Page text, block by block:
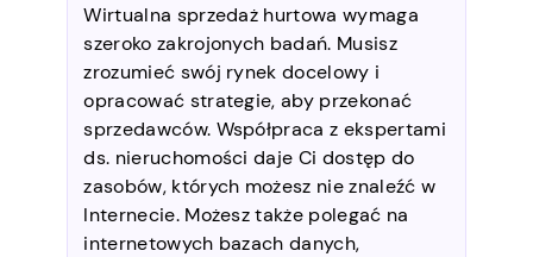
Wirtualna sprzedaż hurtowa wymaga
szeroko zakrojonych badań. Musisz
zrozumieć swój rynek docelowy i
opracować strategie, aby przekonać
sprzedawców. Współpraca z ekspertami
ds. nieruchomości daje Ci dostęp do
zasobów, których możesz nie znaleźć w
Internecie. Możesz także polegać na
internetowych bazach danych,